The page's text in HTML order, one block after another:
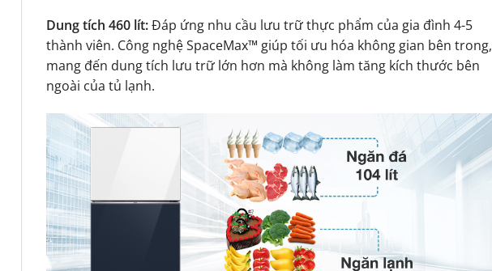
Dung tích 460 lít:Đáp ứng nhu cầu lưu trữ thực phẩm của gia đình 4-5
thành viên. Công nghệ SpaceMax™ giúp tối ưu hóa không gian bên trong,
mang đến dung tích lưu trữ lớn hơn mà không làm tăng kích thước bên
ngoài của tủ lạnh.